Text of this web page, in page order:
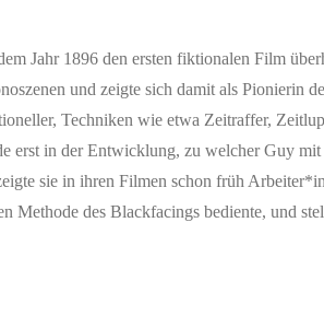
Jahr 1896 den ersten fiktionalen Film
und zeigte sich damit als Pionierin
Techniken wie etwa Zeitraffer,
erst in der Entwicklung, zu welcher Guy
sie in ihren Filmen schon früh
Methode des Blackfacings bediente, und